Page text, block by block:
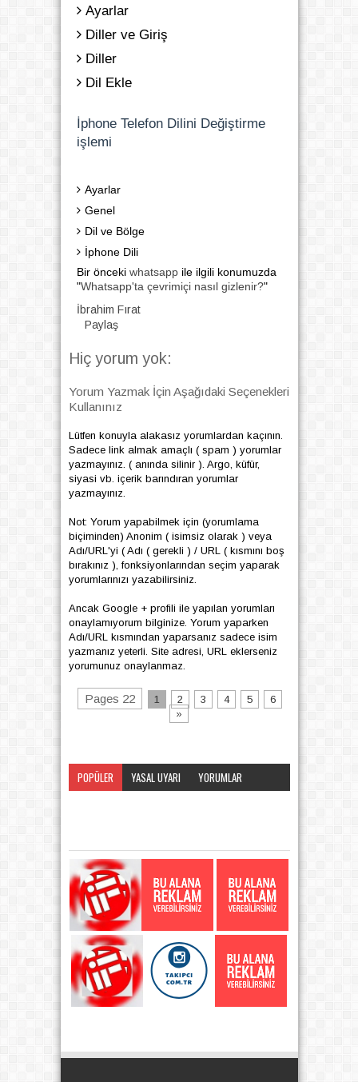
Ayarlar
Diller ve Giriş
Diller
Dil Ekle
İphone Telefon Dilini Değiştirme
işlemi
Ayarlar
Genel
Dil ve Bölge
İphone Dili
Bir önceki whatsappile ilgili konumuzda
"Whatsapp'ta çevrimiçi nasıl gizlenir?"
İbrahim Fırat
Paylaş
Hiç yorum yok:
Yorum Yazmak İçin Aşağıdaki Seçenekleri
Kullanınız
Lütfen konuyla alakasız yorumlardan kaçının.
Sadece link almak amaçlı ( spam ) yorumlar
yazmayınız. ( anında silinir ). Argo, küfür,
siyasi vb. içerik barındıran yorumlar
yazmayınız.
Not: Yorum yapabilmek için (yorumlama
biçiminden) Anonim ( isimsiz olarak ) veya
Adı/URL'yi ( Adı ( gerekli ) / URL ( kısmını boş
bırakınız ), fonksiyonlarından seçim yaparak
yorumlarınızı yazabilirsiniz.
Ancak Google + profili ile yapılan yorumları
onaylamıyorum bilginize. Yorum yaparken
Adı/URL kısmından yaparsanız sadece isim
yazmanız yeterli. Site adresi, URL eklerseniz
yorumunuz onaylanmaz.
Pages 22 1 2 3 4 5
6
»
POPÜLER YASAL UYARI
YORUMLAR